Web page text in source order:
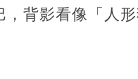
背影看像「人形